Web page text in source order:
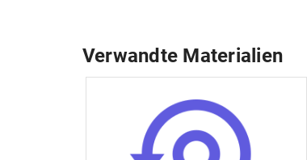
Verwandte Materialien